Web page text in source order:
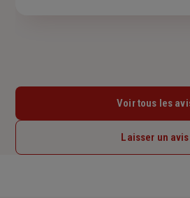
Voir tous les
Laisser un avis